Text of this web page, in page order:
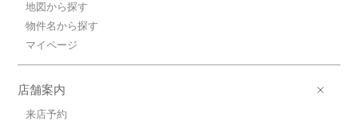
地図から探す
物件名から探す
マイページ
店舗案内
来店予約